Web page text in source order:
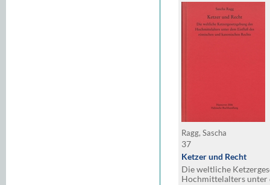
Ragg, Sascha
37
Ketzer und Recht
Die weltliche
Hochmittelalters unter